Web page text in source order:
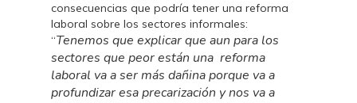
consecuencias que podría tener una reforma
laboral sobre los sectores informales:
“Tenemos que explicar que aun para los
sectores que peor están una reforma
laboral va a ser más dañina porque va a
profundizar esa precarización y nos va a